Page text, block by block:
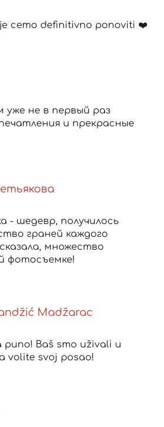
cemo definitivno ponoviti ❤️
не в первый раз
и прекрасные
- шедевр, получилось
граней каждого
множество
фотосъемке!
Madžarac
puno! Baš smo uživali u
volite svoj posao!